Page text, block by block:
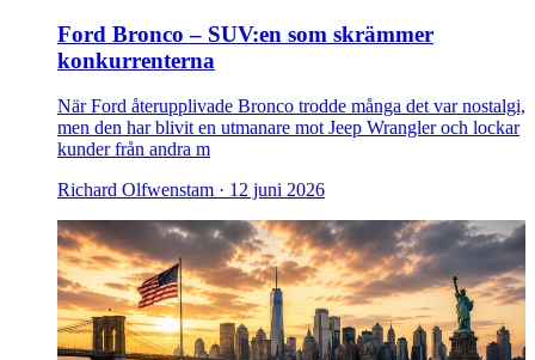
Ford Bronco – SUV:en som skrämmer
konkurrenterna
När Ford återupplivade Bronco trodde många det var nostalgi,
men den har blivit en utmanare mot Jeep Wrangler och lockar
kunder från andra m
Richard Olfwenstam · 12 juni 2026